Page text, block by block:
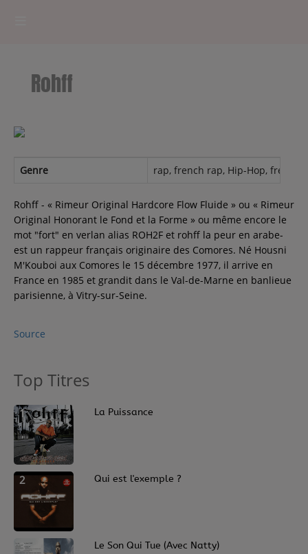
RADIOPLAYER
PODCASTS
CONCOURS
Contact
Régie Publicitaire
Fréquences
Recherche d'un titre
SE CONNECTER
Rohff
Genre rap, french rap, Hip-Hop, french,
Rohff - « Rimeur Original Hardcore Flow Fluide » ou « Rimeur
Original Honorant le Fond et la Forme » ou même encore le
mot "fort" en verlan alias ROH2F et rohff la peur en arabe-
est un rappeur français originaire des Comores. Né Housni
M'Kouboi aux Comores le 15 décembre 1977, il arrive en
France en 1985 et grandit dans le Val-de-Marne en banlieue
parisienne, à Vitry-sur-Seine.
Source
Top Titres
1 La Puissance
2 Qui est l'exemple ?
3 Le Son Qui Tue (Avec Natty)